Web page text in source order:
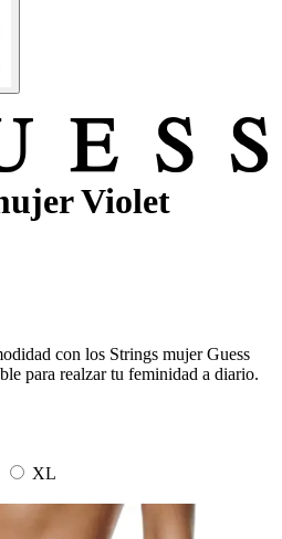
Violet
con los Strings mujer Guess
para realzar tu feminidad a diario.
XL